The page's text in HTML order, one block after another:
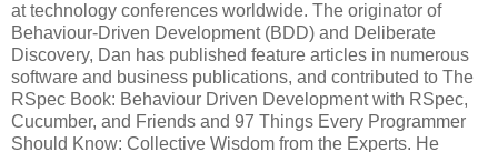
at technology conferences worldwide. The originator of
Behaviour-Driven Development (BDD) and Deliberate
Discovery, Dan has published feature articles in numerous
software and business publications, and contributed to The
RSpec Book: Behaviour Driven Development with RSpec,
Cucumber, and Friends and 97 Things Every Programmer
Should Know: Collective Wisdom from the Experts. He